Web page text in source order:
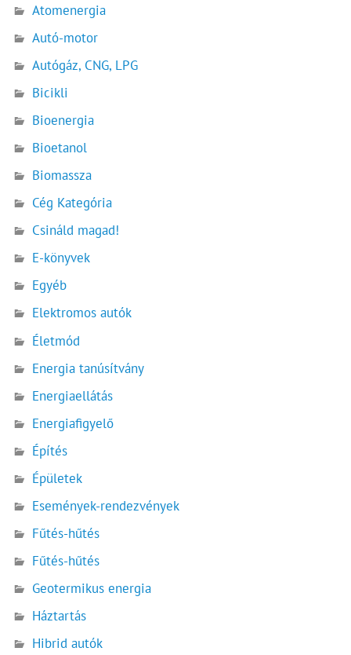
Atomenergia
Autó-motor
Autógáz, CNG, LPG
Bicikli
Bioenergia
Bioetanol
Biomassza
Cég Kategória
Csináld magad!
E-könyvek
Egyéb
Elektromos autók
Életmód
Energia tanúsítvány
Energiaellátás
Energiafigyelő
Építés
Épületek
Események-rendezvények
Fűtés-hűtés
Fűtés-hűtés
Geotermikus energia
Háztartás
Hibrid autók